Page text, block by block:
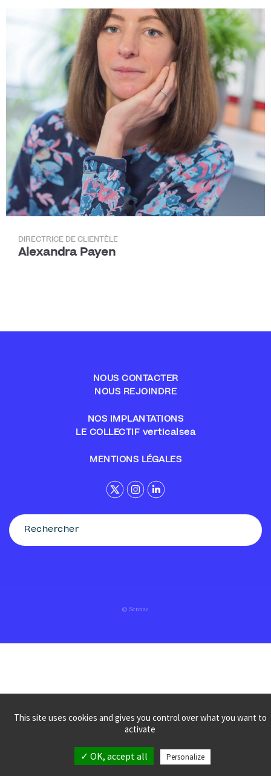
DIRECTRICE DE CLIENTÈLE
Alexandra Payen
NOUS CONTACTER
NOUS REJOINDRE
NOS IMPLANTATIONS
LE COLLECTIF verticalsea
MENTIONS LÉGALES
© Sennse
This site uses cookies and gives you control over what you want to
activate
✓ OK, accept all Personalize